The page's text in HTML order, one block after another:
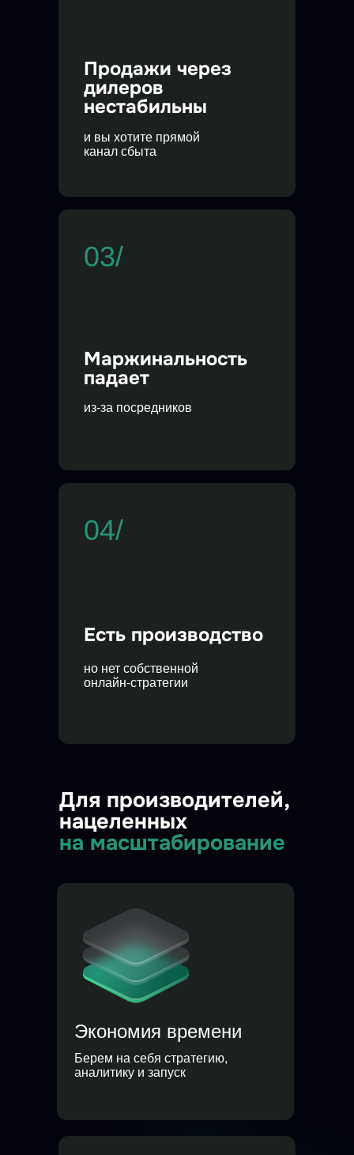
Продажи через
дилеров
нестабильны
и вы хотите прямой
канал сбыта
03/
Маржинальность
падает
из-за посредников
04/
Есть производство
но нет собственной
онлайн-стратегии
Экономия времени
Берем на себя стратегию,
аналитику и запуск
Для производителей,
нацеленных
на масштабирование